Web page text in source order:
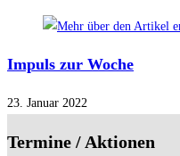
Impuls zur Woche
23. Januar 2022
Termine / Aktionen